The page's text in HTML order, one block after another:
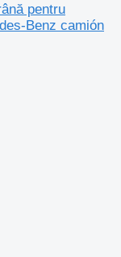
pentru
Benz camión